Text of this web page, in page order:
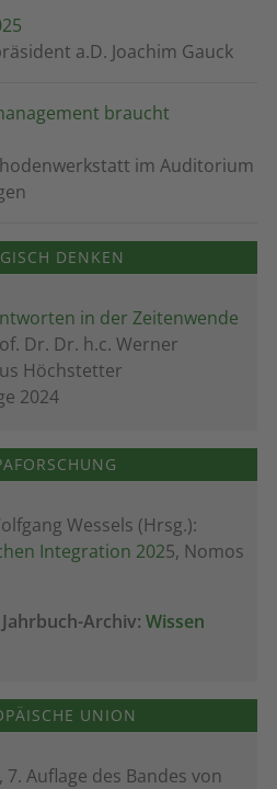
a.D. Joachim Gauck
braucht
im Auditorium
DENKEN
in der Zeitenwende
Dr. Dr. h.c. Werner
Höchstetter
2024
Wessels (Hrsg.):
Integration 2025, Nomos
Archiv: Wissen
UNION
, 7. Auflage des Bandes von